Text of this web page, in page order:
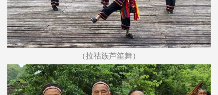
（拉祜族芦笙舞）